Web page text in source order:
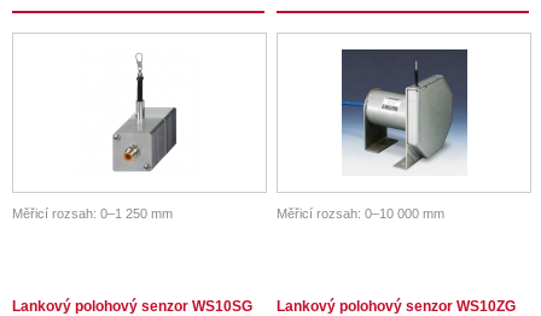
Měřicí rozsah: 0–1 250 mm Měřicí rozsah: 0–10 000 mm
Lankový polohový senzor WS10SG Lankový polohový senzor WS10ZG